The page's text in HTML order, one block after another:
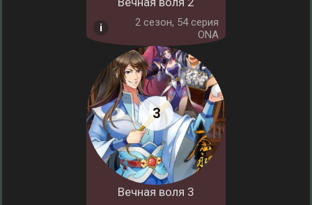
2 cезон, 54 серия
ONA
Вечная воля 3